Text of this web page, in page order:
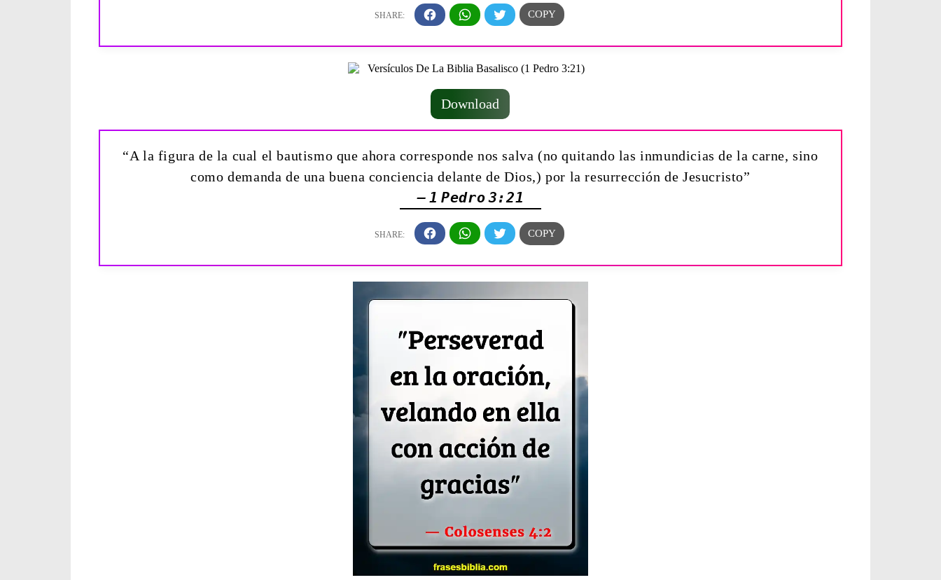
Download
“A la figura de la cual el bautismo que ahora corresponde nos salva (no quitando las inmundicias de la carne, sino
como demanda de una buena conciencia delante de Dios,) por la resurrección de Jesucristo”
— 1 Pedro 3:21